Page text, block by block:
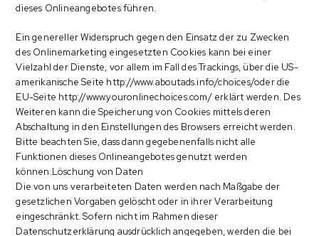
dieses Onlineangebotes führen.
Ein genereller Widerspruch gegen den Einsatz der zu Zwecken
des Onlinemarketing eingesetzten Cookies kann bei einer
Vielzahl der Dienste, vor allem im Fall des Trackings, über die US-
amerikanische Seite http://www.aboutads.info/choices/oder die
EU-Seite http://www.youronlinechoices.com/ erklärt werden. Des
Weiteren kann die Speicherung von Cookies mittels deren
Abschaltung in den Einstellungen des Browsers erreicht werden.
Bitte beachten Sie, dass dann gegebenenfalls nicht alle
Funktionen dieses Onlineangebotes genutzt werden
können.Löschung von Daten
Die von uns verarbeiteten Daten werden nach Maßgabe der
gesetzlichen Vorgaben gelöscht oder in ihrer Verarbeitung
eingeschränkt. Sofern nicht im Rahmen dieser
Datenschutzerklärung ausdrücklich angegeben, werden die bei